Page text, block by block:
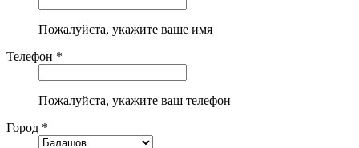
Пожалуйста, укажите ваше имя
Телефон *
Пожалуйста, укажите ваш телефон
Город *